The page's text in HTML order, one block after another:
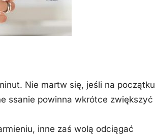
Nie martw się, jeśli na początku
ssanie powinna wkrótce zwiększyć
inne zaś wolą odciągać